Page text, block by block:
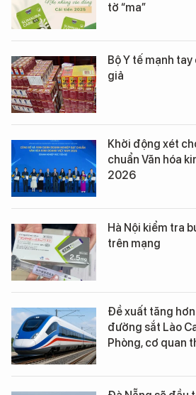
tờ “ma”
Bộ Y tế mạnh
giả
Khởi động xét
chuẩn Văn hóa
2026
Hà Nội kiểm tra
trên mạng
Đề xuất tăng
đường sắt Lào
Phòng, cơ quan